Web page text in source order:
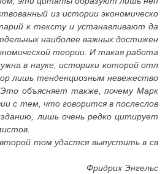
из истории экономическо
к тексту и устанавливают да
наиболее важных достижен
теории. И такая работа
в науке, историки которой отл
лишь тенденциозным невежество
объясняет также, почему Марк
с тем, что говорится в послеслов
лишь очень редко цитирует
том удастся выпустить в св
Фридрих Энгельс